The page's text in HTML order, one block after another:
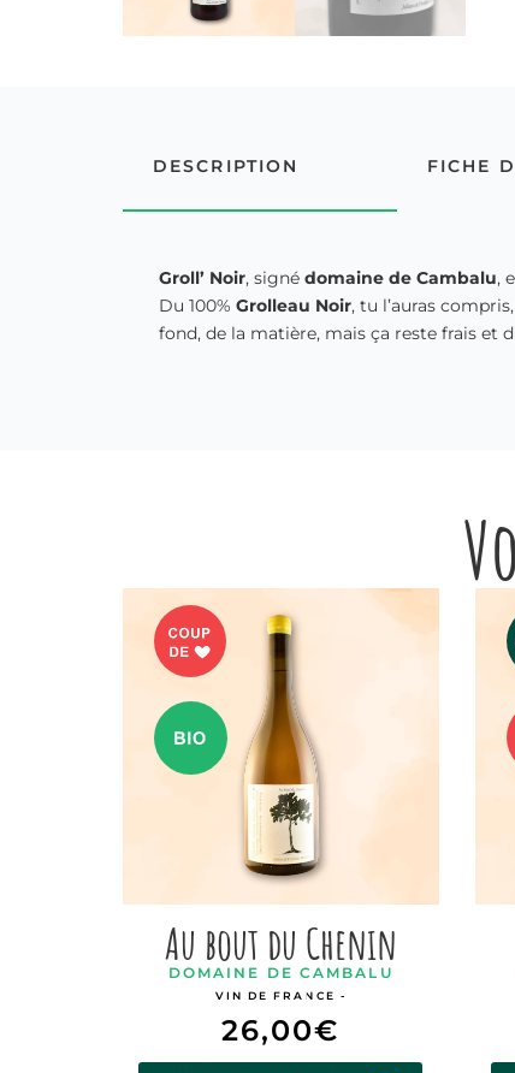
DESCRIPTION FICHE
Groll’ Noir, signé domaine de Cambalu,
Du 100% Grolleau Noir, tu l’auras
fond, de la matière, mais ça reste frais et
Au bout du Chenin
DOMAINE DE CAMBALU
VIN DE FRANCE -
26,00€